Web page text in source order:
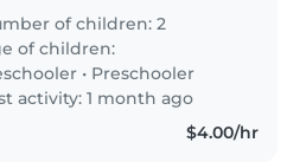
del hogar, tenemos
de 6 años y una niña de
Necesitamos una
que..
of children: 2
of children:
• Preschooler
activity: 1 month ago
$4.00/hr